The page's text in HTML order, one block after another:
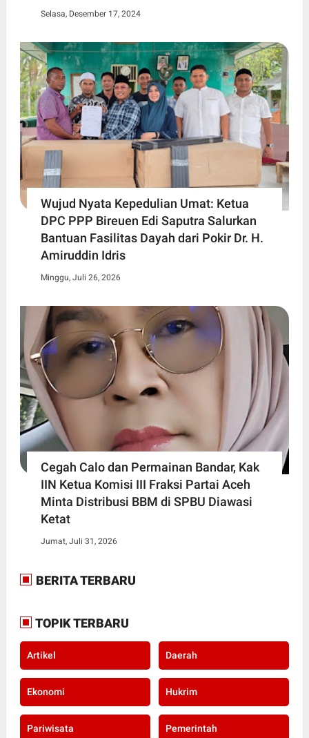
Selasa, Desember 17, 2024
Wujud Nyata Kepedulian Umat: Ketua
DPC PPP Bireuen Edi Saputra Salurkan
Bantuan Fasilitas Dayah dari Pokir Dr. H.
Amiruddin Idris
Minggu, Juli 26, 2026
Cegah Calo dan Permainan Bandar, Kak
IIN Ketua Komisi III Fraksi Partai Aceh
Minta Distribusi BBM di SPBU Diawasi
Ketat
Jumat, Juli 31, 2026
BERITA TERBARU
TOPIK TERBARU
Artikel Daerah
Ekonomi Hukrim
Pariwisata Pemerintah